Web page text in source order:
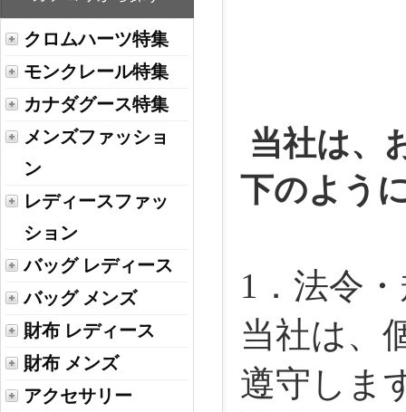
クロムハーツ特集
モンクレール特集
カナダグース特集
メンズファッショ
ン
レディースファッ
ション
バッグ レディース
バッグ メンズ
財布 レディース
財布 メンズ
アクセサリー
当社は、
下のよう
1．法令
当社は、
遵守しま